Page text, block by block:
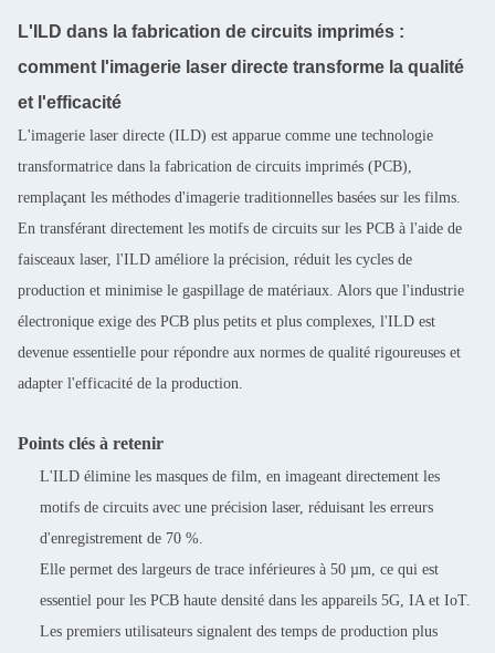
L'ILD dans la fabrication de circuits imprimés :
comment l'imagerie laser directe transforme la qualité
et l'efficacité
L'imagerie laser directe (ILD) est apparue comme une technologie
transformatrice dans la fabrication de circuits imprimés (PCB),
remplaçant les méthodes d'imagerie traditionnelles basées sur les films.
En transférant directement les motifs de circuits sur les PCB à l'aide de
faisceaux laser, l'ILD améliore la précision, réduit les cycles de
production et minimise le gaspillage de matériaux. Alors que l'industrie
électronique exige des PCB plus petits et plus complexes, l'ILD est
devenue essentielle pour répondre aux normes de qualité rigoureuses et
adapter l'efficacité de la production.
Points clés à retenir
L'ILD élimine les masques de film, en imageant directement les
motifs de circuits avec une précision laser, réduisant les erreurs
d'enregistrement de 70 %.
Elle permet des largeurs de trace inférieures à 50 µm, ce qui est
essentiel pour les PCB haute densité dans les appareils 5G, IA et IoT.
Les premiers utilisateurs signalent des temps de production plus